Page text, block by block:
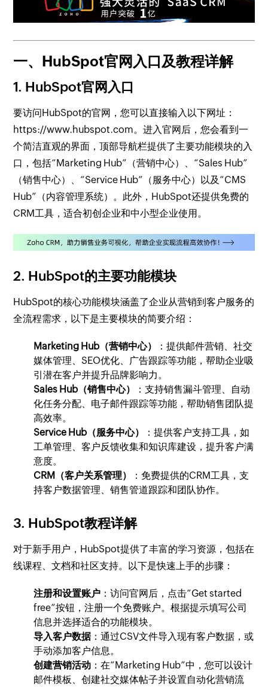
一、HubSpot官网入口及教程详解
1. HubSpot官网入口
要访问HubSpot的官网，您可以直接输入以下网址：
https://www.hubspot.com。进入官网后，您会看到一
个简洁直观的界面，顶部导航栏提供了主要功能模块的入
口，包括“Marketing Hub”（营销中心）、“Sales Hub”
（销售中心）、“Service Hub”（服务中心）以及“CMS
Hub”（内容管理系统）。此外，HubSpot还提供免费的
CRM工具，适合初创企业和中小型企业使用。
2. HubSpot的主要功能模块
HubSpot的核心功能模块涵盖了企业从营销到客户服务的
全流程需求，以下是主要模块的简要介绍：
Marketing Hub（营销中心）
：提供邮件营销、社交
媒体管理、SEO优化、广告跟踪等功能，帮助企业吸
引潜在客户并提升品牌影响力。
Sales Hub（销售中心）
：支持销售漏斗管理、自动
化任务分配、电子邮件跟踪等功能，帮助销售团队提
高效率。
Service Hub（服务中心）
：提供客户支持工具，如
工单管理、客户反馈收集和知识库建设，提升客户满
意度。
CRM（客户关系管理）
：免费提供的CRM工具，支
持客户数据管理、销售管道跟踪和团队协作。
3. HubSpot教程详解
对于新手用户，HubSpot提供了丰富的学习资源，包括在
线课程、文档和社区支持。以下是快速上手的步骤：
注册和设置账户 ：访问官网后，点击“Get started
free”按钮，注册一个免费账户。根据提示填写公司
信息并选择适合的功能模块。
导入客户数据：通过CSV文件导入现有客户数据，或
手动添加客户信息。
创建营销活动 ：在“Marketing Hub”中，您可以设计
邮件模板、创建社交媒体帖子并设置自动化营销流